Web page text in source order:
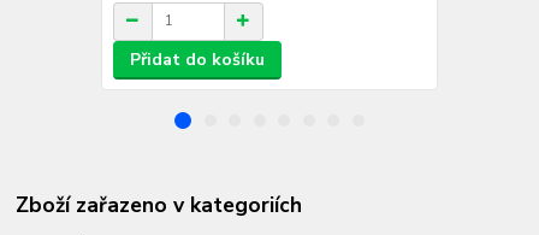
Přidat do košíku
Zboží zařazeno v kategoriích